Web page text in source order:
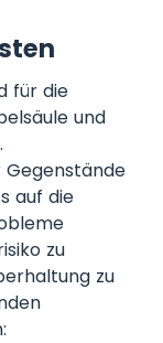
für die
und
auf die
zu
zu